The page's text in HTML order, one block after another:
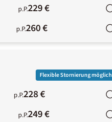
p.P.229 €
p.P.260 €
Flexible Stornierung möglich
p.P.228 €
p.P.249 €